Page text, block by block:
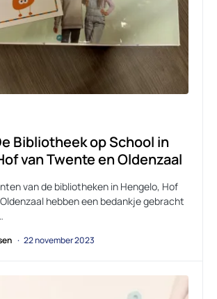
Bibliotheek op School in
van Twente en Oldenzaal
van de bibliotheken in Hengelo, Hof
hebben een bedankje gebracht
22 november 2023